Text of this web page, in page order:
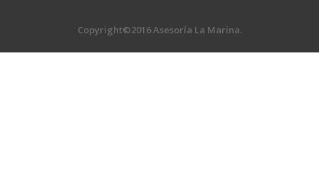
Copyright©2016 Asesoría La Marina.